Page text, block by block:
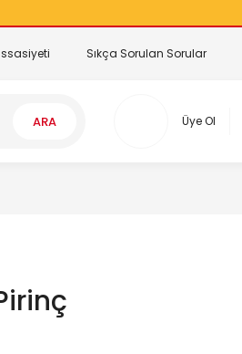
Sıkça Sorulan Sorular
ARA Üye Ol